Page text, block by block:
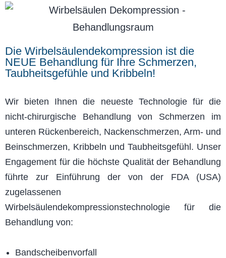
Die Wirbelsäulendekompression ist die
NEUE Behandlung für Ihre Schmerzen,
Taubheitsgefühle und Kribbeln!
Wir bieten Ihnen die neueste Technologie für die
nicht-chirurgische Behandlung von Schmerzen im
unteren Rückenbereich, Nackenschmerzen, Arm- und
Beinschmerzen, Kribbeln und Taubheitsgefühl. Unser
Engagement für die höchste Qualität der Behandlung
führte zur Einführung der von der FDA (USA)
zugelassenen
Wirbelsäulendekompressionstechnologie für die
Behandlung von:
Bandscheibenvorfall